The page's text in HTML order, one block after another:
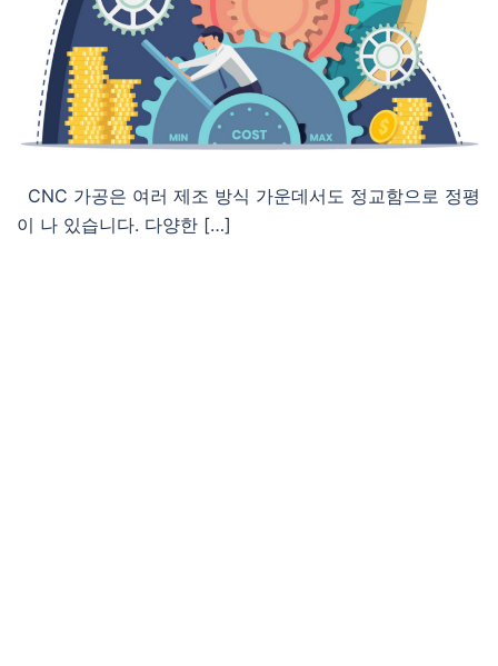
CNC 가공은 여러 제조 방식 가운데서도 정교함으로 정평
이 나 있습니다. 다양한 […]